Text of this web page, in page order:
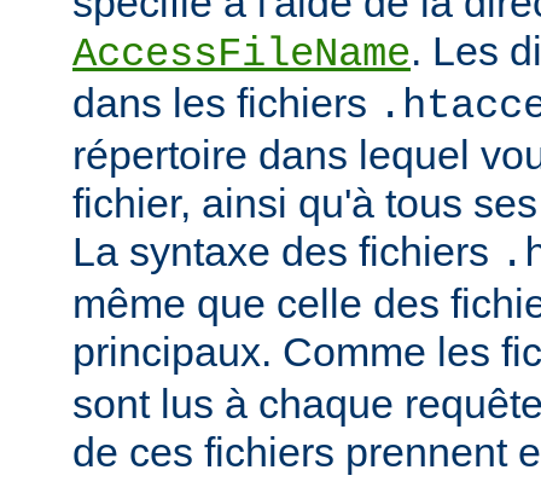
AccessFileName. Les
dans les fichiers
répertoire dans lequel
fichier, ainsi qu'à tous
La syntaxe des fichiers
même que celle des
principaux. Comme les
sont lus à chaque
de ces fichiers prennent